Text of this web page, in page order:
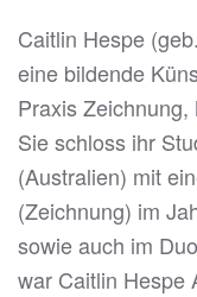
Caitlin Hespe
eine bildende
Praxis
Sie schloss ihr
(Australien) mit
(Zeichnung) im
sowie auch im
war Caitlin Hespe